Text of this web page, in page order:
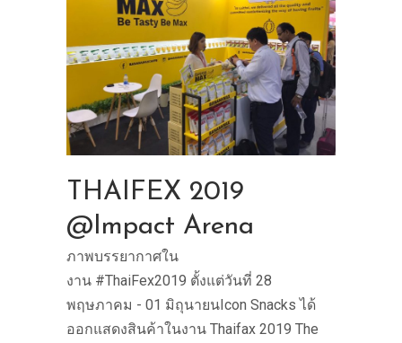
THAIFEX 2019
@Impact Arena
ภาพบรรยากาศใน
งาน #ThaiFex2019 ตั้งแต่วันที่ 28
พฤษภาคม - 01 มิถุนายนIcon Snacks ได้
ออกแสดงสินค้าในงาน Thaifax 2019 The